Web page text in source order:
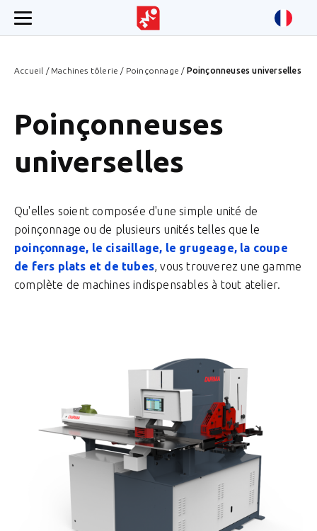
Accueil / Machines tôlerie / Poinçonnage / Poinçonneuses universelles
Poinçonneuses
universelles
Qu'elles soient composée d'une simple unité de
poinçonnage ou de plusieurs unités telles que le
poinçonnage, le cisaillage, le grugeage, la coupe
de fers plats et de tubes, vous trouverez une gamme
complète de machines indispensables à tout atelier.